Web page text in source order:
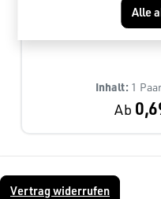
NITRAS
Inhalt: 1 Paar
Ab
Vertrag widerrufen
Alle